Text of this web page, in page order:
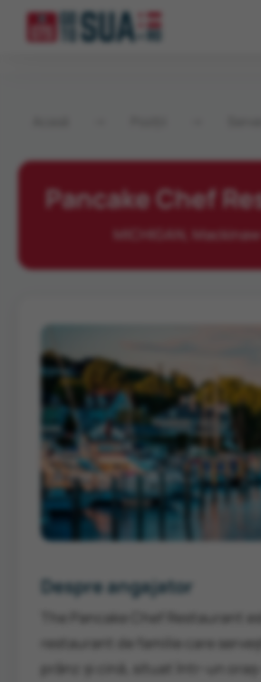
Pancake Chef
MICHIGAN, Mackinaw
Despre angajator
The Pancake Chef Restaurant
restaurant de familie care
prânz și cină, situat într-un